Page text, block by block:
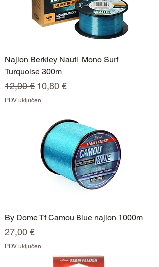
Najlon Berkley Nautil Mono Surf
Turquoise 300m
Redovna cijena
12,00 € Cijena s popustom
10,80 €
PDV uključen
By Dome Tf Camou Blue najlon 1000m
Cijena
27,00 €
PDV uključen